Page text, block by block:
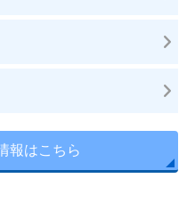
報はこちら